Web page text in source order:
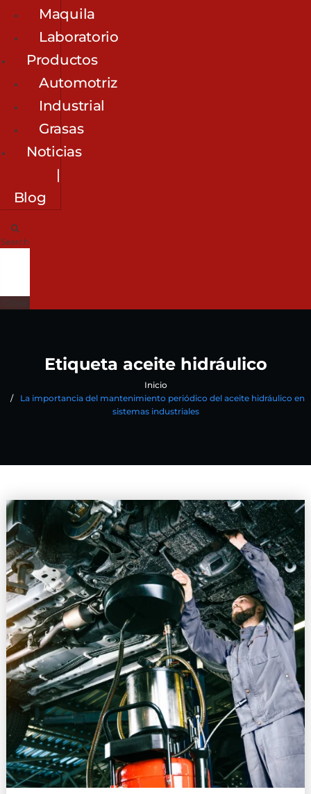
Maquila
Laboratorio
Productos
Automotriz
Industrial
Grasas
Noticias
|
Blog
Search
Etiqueta aceite hidráulico
Inicio
La importancia del mantenimiento periódico del aceite hidráulico en
sistemas industriales